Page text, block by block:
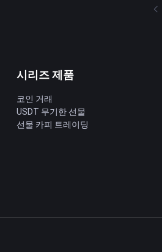
시리즈 제품
코인 거래
USDT 무기한 선물
선물 카피 트레이딩